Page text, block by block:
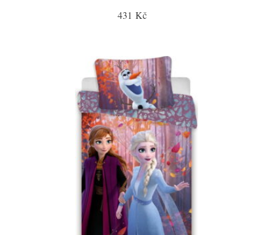
431 Kč